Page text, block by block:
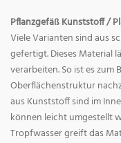
Pflanzgefäß Kunststoff /
Viele Varianten sind aus
gefertigt. Dieses Material
verarbeiten. So ist es zum
Oberflächenstruktur
aus Kunststoff sind im
können leicht umgestellt
Tropfwasser greift das